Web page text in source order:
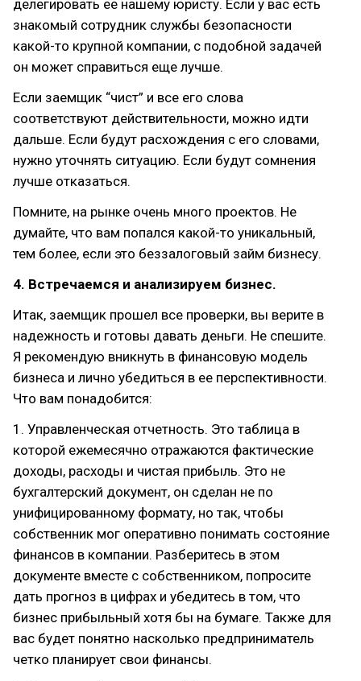
делегировать ее нашему юристу. Если у вас есть
знакомый сотрудник службы безопасности
какой-то крупной компании, с подобной задачей
он может справиться еще лучше.
Если заемщик “чист” и все его слова
соответствуют действительности, можно идти
дальше. Если будут расхождения с его словами,
нужно уточнять ситуацию. Если будут сомнения
лучше отказаться.
Помните, на рынке очень много проектов. Не
думайте, что вам попался какой-то уникальный,
тем более, если это беззалоговый займ бизнесу.
4. Встречаемся и анализируем бизнес.
Итак, заемщик прошел все проверки, вы верите в
надежность и готовы давать деньги. Не спешите.
Я рекомендую вникнуть в финансовую модель
бизнеса и лично убедиться в ее перспективности.
Что вам понадобится:
1. Управленческая отчетность. Это таблица в
которой ежемесячно отражаются фактические
доходы, расходы и чистая прибыль. Это не
бухгалтерский документ, он сделан не по
унифицированному формату, но так, чтобы
собственник мог оперативно понимать состояние
финансов в компании. Разберитесь в этом
документе вместе с собственником, попросите
дать прогноз в цифрах и убедитесь в том, что
бизнес прибыльный хотя бы на бумаге. Также для
вас будет понятно насколько предприниматель
четко планирует свои финансы.